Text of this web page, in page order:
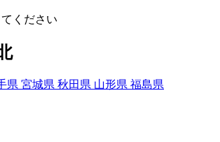
ください
県 宮城県 秋田県 山形県 福島県